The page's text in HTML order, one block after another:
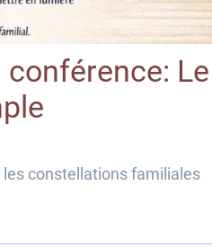
Le
constellations familiales